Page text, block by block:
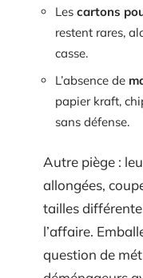
Les cartons
restent rares,
casse.
L’absence de
papier kraft,
sans défense.
Autre piège :
allongées,
tailles
l’affaire.
question de